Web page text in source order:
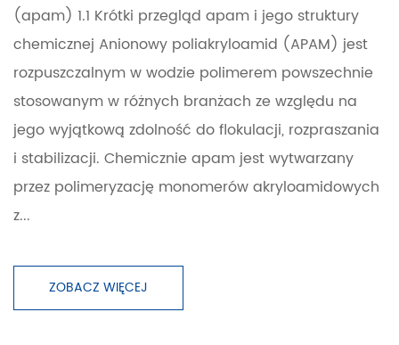
(apam) 1.1 Krótki przegląd apam i jego struktury
chemicznej Anionowy poliakryloamid (APAM) jest
rozpuszczalnym w wodzie polimerem powszechnie
stosowanym w różnych branżach ze względu na
jego wyjątkową zdolność do flokulacji, rozpraszania
i stabilizacji. Chemicznie apam jest wytwarzany
przez polimeryzację monomerów akryloamidowych
z...
ZOBACZ WIĘCEJ